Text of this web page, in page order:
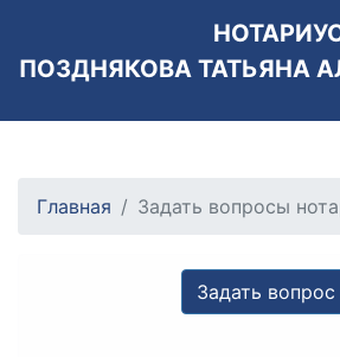
ПОЗДНЯКОВА ТАТЬЯНА
Главная Задать вопросы
Задать вопрос